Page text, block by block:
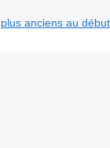
anciens au début